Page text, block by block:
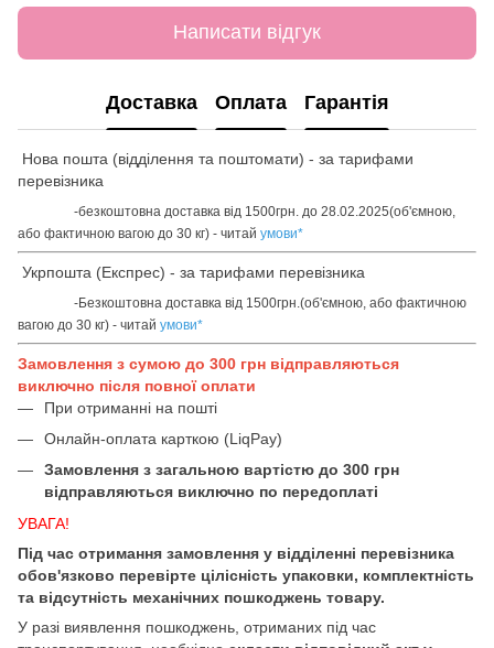
Написати відгук
Доставка Оплата Гарантія
Нова пошта (відділення та поштомати) - за тарифами
перевізника
-безкоштовна доставка від 1500грн. до 28.02.2025(об'ємною,
або фактичною вагою до 30 кг) - читай умови*
Укрпошта (Експрес) - за тарифами перевізника
-Безкоштовна доставка від 1500грн.(об'ємною, або фактичною
вагою до 30 кг) - читай умови*
Замовлення з сумою до 300 грн відправляються
виключно після повної оплати
При отриманні на пошті
Онлайн-оплата карткою (LiqPay)
Замовлення з загальною вартістю до 300 грн
відправляються виключно по передоплаті
УВАГА!
Під час отримання замовлення у відділенні перевізника
обов'язково перевірте цілісність упаковки, комплектність
та відсутність механічних пошкоджень товару.
У разі виявлення пошкоджень, отриманих під час